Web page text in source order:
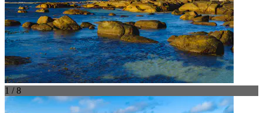
1 / 8